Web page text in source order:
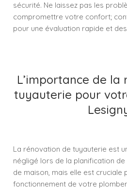
sécurité. Ne laissez pas les
compromettre votre confort;
pour une évaluation rapide et
L’importance de la
tuyauterie pour
La rénovation de tuyauterie est
négligé lors de la planification
de maison, mais elle est cruciale
fonctionnement de votre